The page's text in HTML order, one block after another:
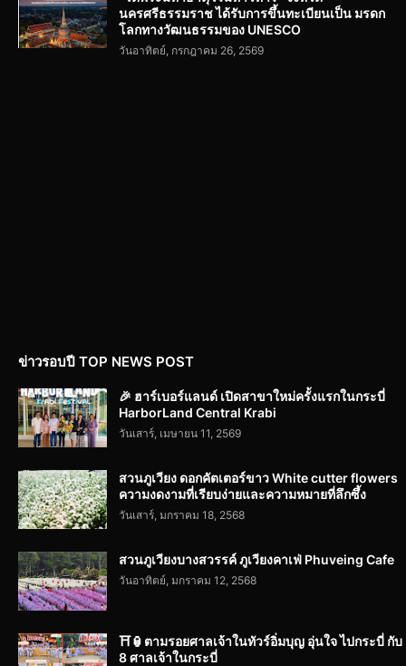
นครศรีธรรมราช ได้รับการขึ้นทะเบียนเป็น มรดก
โลกทางวัฒนธรรมของ UNESCO
วันอาทิตย์, กรกฎาคม 26, 2569
ข่าวรอบปี TOP NEWS POST
🎉 ฮาร์เบอร์แลนด์ เปิดสาขาใหม่ครั้งแรกในกระบี่
HarborLand Central Krabi
วันเสาร์, เมษายน 11, 2569
สวนภูเวียง ดอกคัตเตอร์ขาว White cutter flowers
ความงดงามที่เรียบง่ายและความหมายที่ลึกซึ้ง
วันเสาร์, มกราคม 18, 2568
สวนภูเวียงบางสวรรค์ ภูเวียงคาเฟ่ Phuveing Cafe
วันอาทิตย์, มกราคม 12, 2568
⛩️🏮ตามรอยศาลเจ้าในทัวร์อิ่มบุญ อุ่นใจ ไปกระบี่ กับ
8 ศาลเจ้าในกระบี่